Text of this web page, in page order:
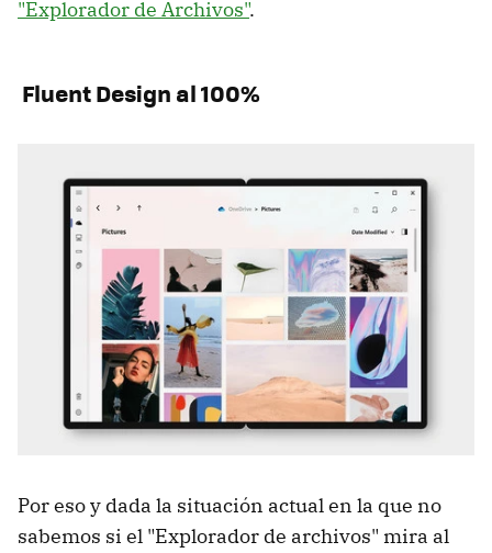
"Explorador de Archivos".
Fluent Design al 100%
Por eso y dada la situación actual en la que no
sabemos si el "Explorador de archivos" mira al